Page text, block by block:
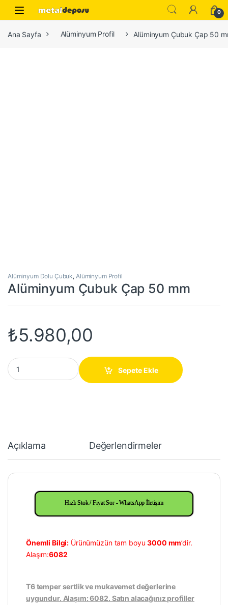
Skip to navigation
Skip to content
0
Ana Sayfa Alüminyum Profil Alüminyum Çubuk Çap 50
Alüminyum Dolu Çubuk, Alüminyum Profil
Alüminyum Çubuk Çap 50 mm
₺5.980,00
Alüminyum Çubuk Çap 50 mm quantity
Sepete Ekle
Açıklama Değerlendirmeler
Hızlı Stok / Fiyat Sor - WhatsApp İletişim
Önemli Bilgi: Ürünümüzün tam boyu3000 mm’dir.
Alaşım:6082
T6 temper sertlik ve mukavemet değerlerine
uygundur. Alaşım: 6082. Satın alacağınız profiller